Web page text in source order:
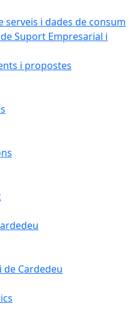
serveis i dades de consum
de Suport Empresarial i
i propostes
Cardedeu